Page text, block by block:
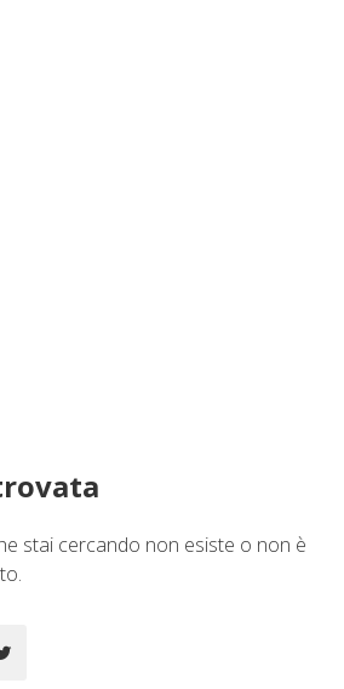
stai cercando non esiste o non è